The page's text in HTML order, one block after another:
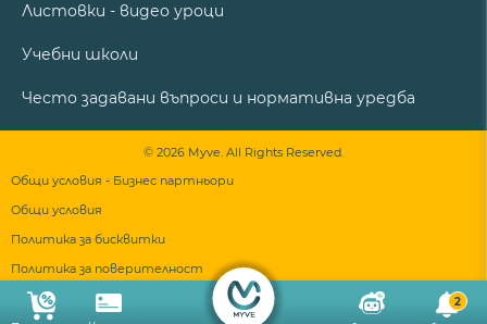
2
Листовки - видео уроци
Учебни школи
Често задавани въпроси и нормативна уредба
© 2026 Myve. All Rights Reserved.
Общи условия - Бизнес партньори
Общи условия
Политика за бисквитки
Политика за поверителност